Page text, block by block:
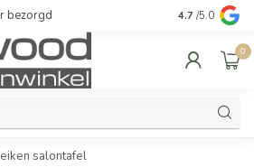
bezorgd Kwaliteit &
4.7 /5.0
0
salontafel